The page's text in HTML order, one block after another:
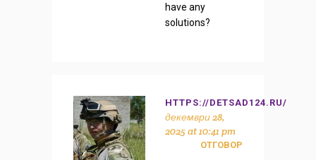
have any
solutions?
HTTPS://DETSAD124.RU/
декември 28,
2025 at 10:41 pm
ОТГОВОР